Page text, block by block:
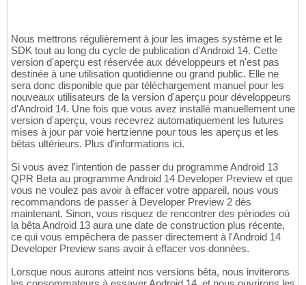
Nous mettrons régulièrement à jour les images système et le
SDK tout au long du cycle de publication d'Android 14. Cette
version d'aperçu est réservée aux développeurs et n'est pas
destinée à une utilisation quotidienne ou grand public. Elle ne
sera donc disponible que par téléchargement manuel pour les
nouveaux utilisateurs de la version d'aperçu pour développeurs
d'Android 14. Une fois que vous avez installé manuellement une
version d'aperçu, vous recevrez automatiquement les futures
mises à jour par voie hertzienne pour tous les aperçus et les
bêtas ultérieurs. Plus d'informations ici.
Si vous avez l'intention de passer du programme Android 13
QPR Beta au programme Android 14 Developer Preview et que
vous ne voulez pas avoir à effacer votre appareil, nous vous
recommandons de passer à Developer Preview 2 dès
maintenant. Sinon, vous risquez de rencontrer des périodes où
la bêta Android 13 aura une date de construction plus récente,
ce qui vous empêchera de passer directement à l'Android 14
Developer Preview sans avoir à effacer vos données.
Lorsque nous aurons atteint nos versions bêta, nous inviterons